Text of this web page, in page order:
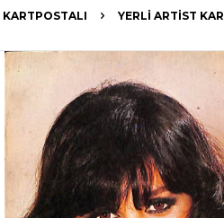
KARTPOSTALI YERLI ARTIST